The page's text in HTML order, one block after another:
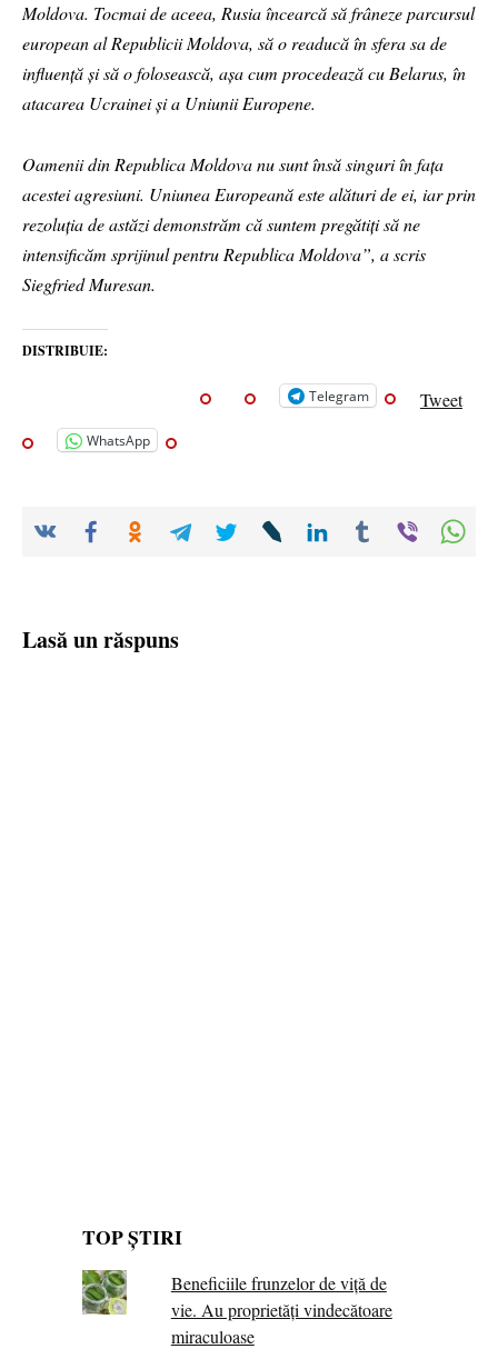
Moldova. Tocmai de aceea, Rusia încearcă să frâneze parcursul
european al Republicii Moldova, să o readucă în sfera sa de
influență și să o folosească, așa cum procedează cu Belarus, în
atacarea Ucrainei și a Uniunii Europene.
Oamenii din Republica Moldova nu sunt însă singuri în fața
acestei agresiuni. Uniunea Europeană este alături de ei, iar prin
rezoluția de astăzi demonstrăm că suntem pregătiți să ne
intensificăm sprijinul pentru Republica Moldova”, a scris
Siegfried Muresan.
DISTRIBUIE:
Telegram Tweet
WhatsApp
Lasă un răspuns
TOP ȘTIRI
Beneficiile frunzelor de viță de
vie. Au proprietăţi vindecătoare
miraculoase